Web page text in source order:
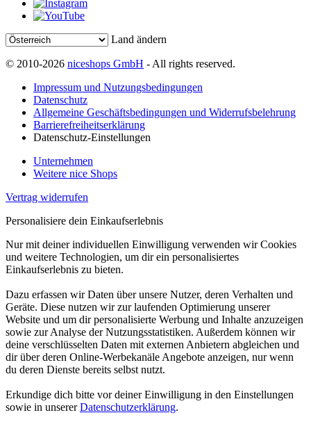
Land ändern
© 2010-2026 niceshops GmbH - All rights reserved.
Impressum und Nutzungsbedingungen
Datenschutz
Allgemeine Geschäftsbedingungen und Widerrufsbelehrung
Barrierefreiheitserklärung
Datenschutz-Einstellungen
Unternehmen
Weitere nice Shops
Vertrag widerrufen
Personalisiere dein Einkaufserlebnis
Nur mit deiner individuellen Einwilligung verwenden wir Cookies
und weitere Technologien, um dir ein personalisiertes
Einkaufserlebnis zu bieten.
Dazu erfassen wir Daten über unsere Nutzer, deren Verhalten und
Geräte. Diese nutzen wir zur laufenden Optimierung unserer
Website und um dir personalisierte Werbung und Inhalte anzuzeigen
sowie zur Analyse der Nutzungsstatistiken. Außerdem können wir
deine verschlüsselten Daten mit externen Anbietern abgleichen und
dir über deren Online-Werbekanäle Angebote anzeigen, nur wenn
du deren Dienste bereits selbst nutzt.
Erkundige dich bitte vor deiner Einwilligung in den Einstellungen
sowie in unsererDatenschutzerklärung.